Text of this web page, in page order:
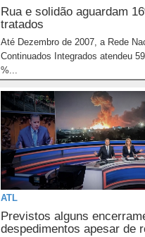
Rua e solidão aguardam
tratados
Até Dezembro de 2007, a Rede
Continuados Integrados atendeu
%...
ATL
Previstos alguns
despedimentos apesar de